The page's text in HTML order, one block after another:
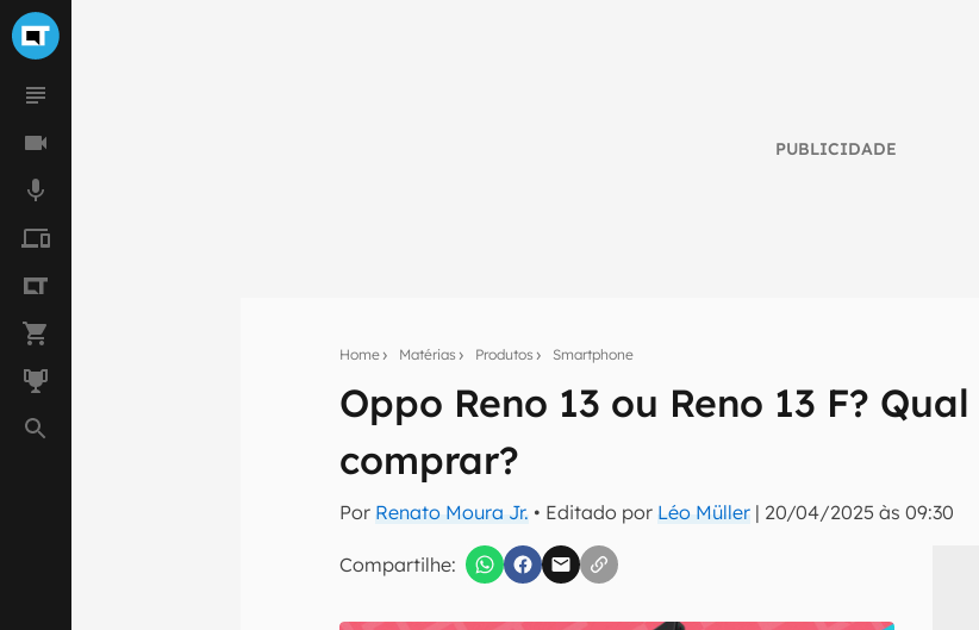
PUBLICIDADE
Home Matérias Produtos Smartphone
Oppo Reno 13 ou Reno 13 F?
comprar?
Por Renato Moura Jr. • Editado por Léo Müller | 20/04/2025 às 09:30
Compartilhe:
Assine a newsletter do Canaltech e receba notícias e reviews sobre